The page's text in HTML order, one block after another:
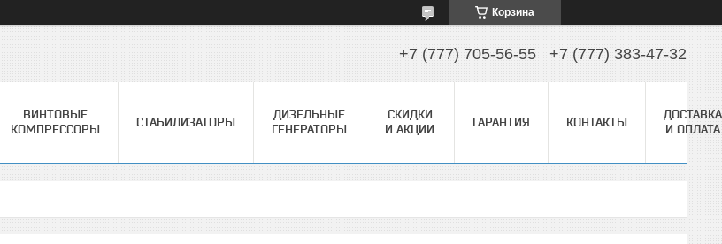
Корзина
+7 (777) 705-56-55 +7 (777) 383-47-32
ВИНТОВЫЕ
КОМПРЕССОРЫ
СТАБИЛИЗАТОРЫ
ДИЗЕЛЬНЫЕ
ГЕНЕРАТОРЫ
СКИДКИ
И АКЦИИ
ГАРАНТИЯ КОНТАКТЫ
ДОСТАВКА
И ОПЛАТА